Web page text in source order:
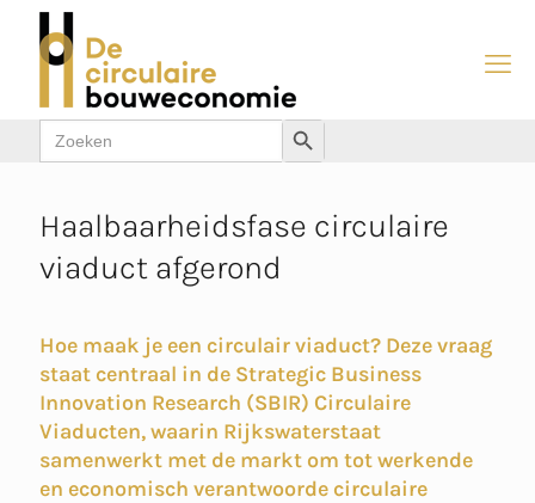
Zoek
naar:
Zoekknop
Haalbaarheidsfase circulaire
viaduct afgerond
Hoe maak je een circulair viaduct? Deze vraag
staat centraal in de Strategic Business
Innovation Research (SBIR) Circulaire
Viaducten, waarin Rijkswaterstaat
samenwerkt met de markt om tot werkende
en economisch verantwoorde circulaire